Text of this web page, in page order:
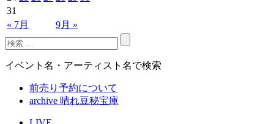
« 7月 9月 »
31
イベント名・アーティスト名で検索
前売り予約について
archive 晴れ豆秘宝庫